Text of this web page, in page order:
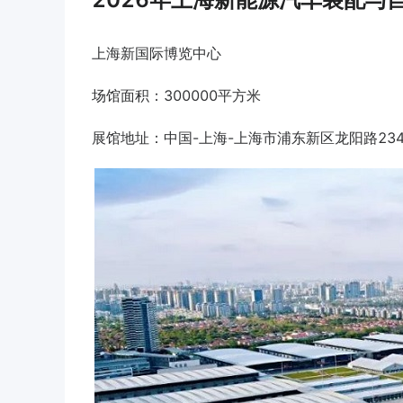
上海新国际博览中心
场馆面积：300000平方米
展馆地址：中国-上海-上海市浦东新区龙阳路